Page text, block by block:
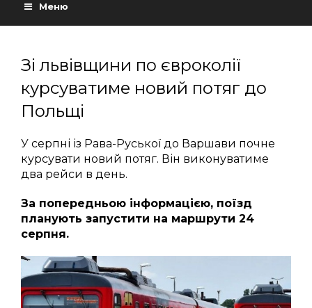
Меню
Зі львівщини по євроколії
курсуватиме новий потяг до
Польщі
У серпні із Рава-Руської до Варшави почне
курсувати новий потяг. Він виконуватиме
два рейси в день.
За попередньою інформацією, поїзд
планують запустити на маршрути 24
серпня.